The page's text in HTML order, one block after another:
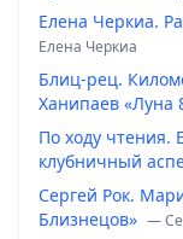
Елена Черкиа.
Елена Черкиа
Блиц-рец.
Ханипаев «Луна
По ходу чтения.
клубничный
Сергей Рок.
Близнецов» —